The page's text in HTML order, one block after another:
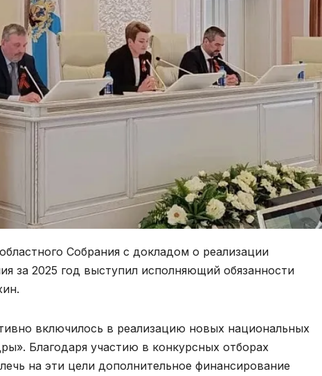
Собрания с докладом о реализации
за 2025 год выступил исполняющий обязанности
включилось в реализацию новых национальных
Благодаря участию в конкурсных отборах
на эти цели дополнительное финансирование